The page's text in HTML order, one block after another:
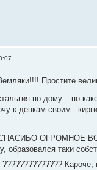
Простите
по дому... по
к девкам своим -
СПАСИБО ОГРОМНОЕ
образовался таки
??????????????